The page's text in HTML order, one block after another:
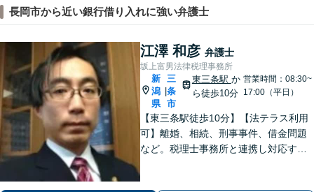
長岡市から近い銀行借り入れに強い弁護士
江澤 和彦 弁護士
坂上富男法律税理事務所
新
潟
県
|
三
条
市
東三条駅 か
ら徒歩10分
営業時間：08:30~
17:00（平日）
【東三条駅徒歩10分】【法テラス利用
可】離婚、相続、刑事事件、借金問題
など。税理士事務所と連携し対応する